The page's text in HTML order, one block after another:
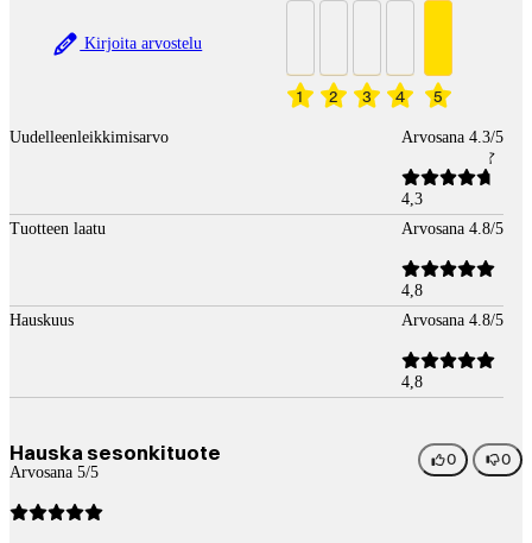
Kirjoita arvostelu
1 2 3 4 5
Uudelleenleikkimisarvo Arvosana 4.3/5
4,3
Tuotteen laatu
Arvosana 4.8/5
4,8
Hauskuus
Arvosana 4.8/5
4,8
Hauska sesonkituote
Arvosana 5/5
0 0